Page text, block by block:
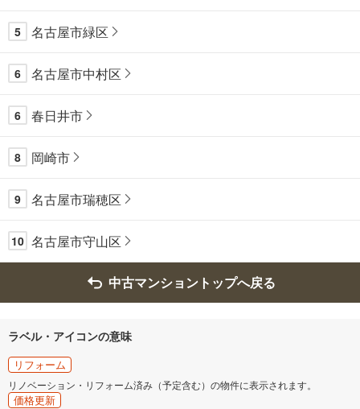
5 名古屋市緑区
6 名古屋市中村区
6 春日井市
8 岡崎市
9 名古屋市瑞穂区
10 名古屋市守山区
中古マンショントップへ戻る
ラベル・アイコンの意味
リフォーム
リノベーション・リフォーム済み（予定含む）の物件に表示されます。
価格更新